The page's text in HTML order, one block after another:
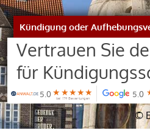
©
Kündigung oder
Vertrauen Sie
für
5.0 ★★★★★
bei 179 Bewertungen 5.0